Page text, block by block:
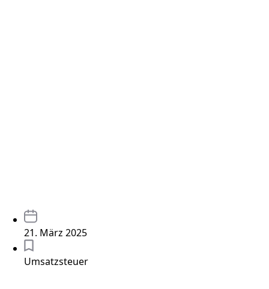
21. März 2025
Umsatzsteuer